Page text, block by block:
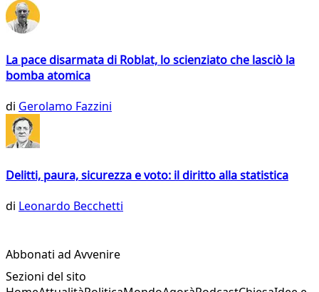
La pace disarmata di Roblat, lo scienziato che lasciò la
bomba atomica
di Gerolamo Fazzini
Delitti, paura, sicurezza e voto: il diritto alla statistica
di Leonardo Becchetti
Abbonati ad Avvenire
Sezioni del sito